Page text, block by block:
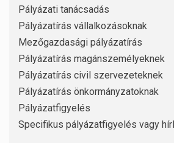
Pályázati tanácsadás
Pályázatírás vállalkozásoknak
Mezőgazdasági pályázatírás
Pályázatírás magánszemélyeknek
Pályázatírás civil szervezeteknek
Pályázatírás önkormányzatoknak
Pályázatfigyelés
Specifikus pályázatfigyelés vagy